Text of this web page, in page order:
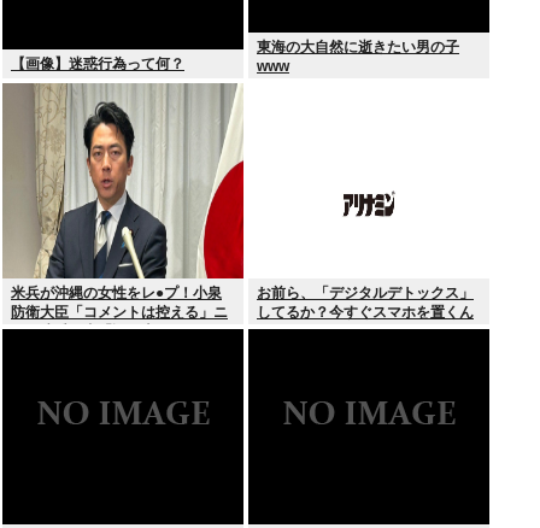
【画像】迷惑行為って何？
東海の大自然に逝きたい男の子
www
米兵が沖縄の女性をレ●プ！小泉
防衛大臣「コメントは控える」ニ
ュー速愛国者「辺野古！」
お前ら、「デジタルデトックス」
してるか？今すぐスマホを置くん
だ。